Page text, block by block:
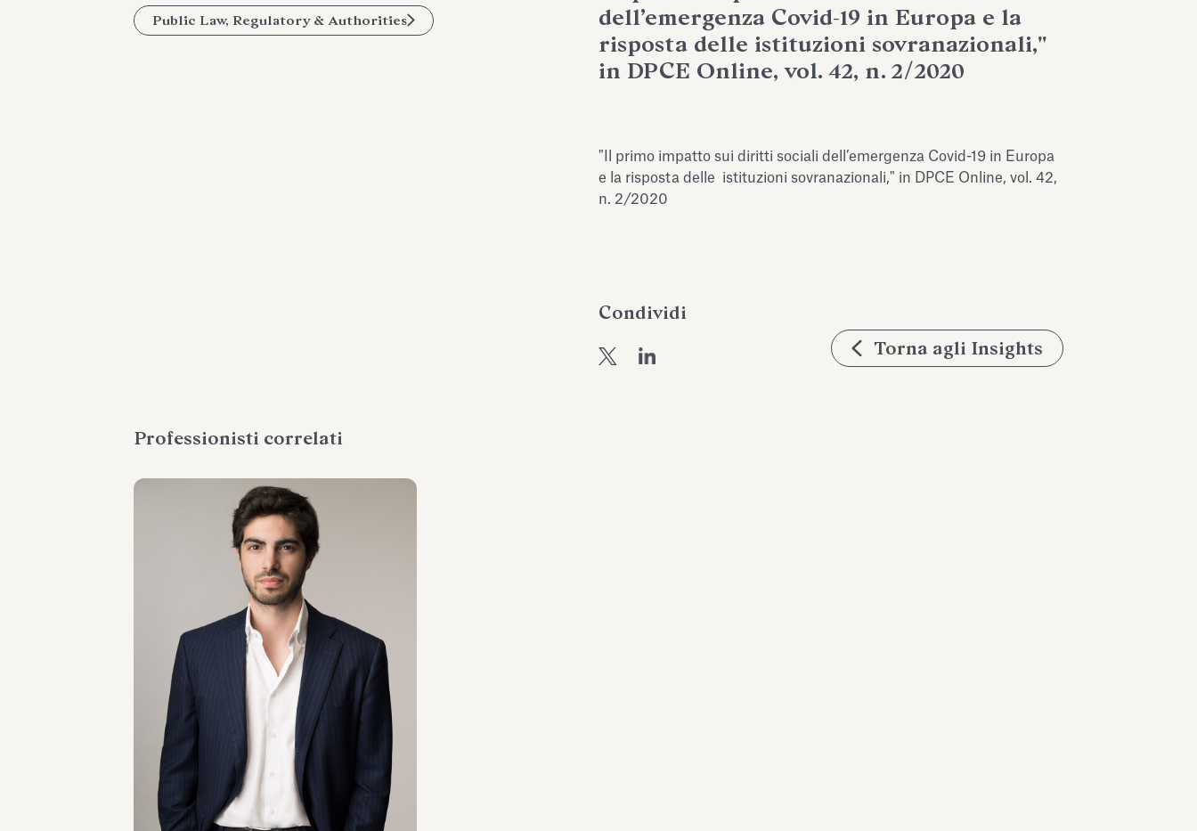
Public Law, Regulatory & Authorities
dell’emergenza Covid-19 in Europa e la
risposta delle istituzioni sovranazionali,"
in DPCE Online, vol. 42, n. 2/2020
"Il primo impatto sui diritti sociali dell’emergenza Covid-19 in Europa
e la risposta delle istituzioni sovranazionali," in DPCE Online, vol. 42,
n. 2/2020
Condividi
Torna agli Insights
Professionisti correlati
ASSOCIATE
Bernardo Antonio
Masso
SEDI
Milano